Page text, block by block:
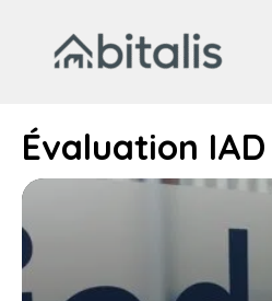
contenu
Évaluation